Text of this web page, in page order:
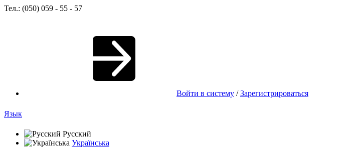
Тел.: (050) 059 - 55 - 57
Войти в систему /Зарегистрироваться
Язык
Русский
Українська